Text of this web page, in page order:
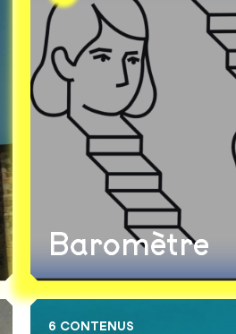
Baromètre
6 CONTENUS